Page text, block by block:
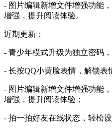
- 图片编辑新增文件增强功能
增强，提升阅读体验。
近期更新：
- 青少年模式升级为独立密码
- 长按QQ小黄脸表情，解锁表
- 图片编辑新增文件增强功能
增强，提升阅读体验；
- 拍一拍好友在线状态，轻松